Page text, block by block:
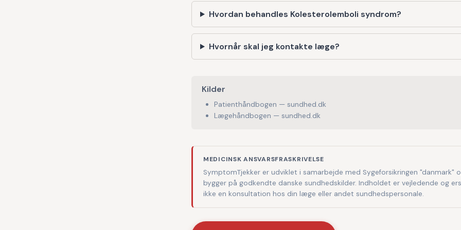
Hvordan behandles Kolesterolemboli syndrom?
Hvornår skal jeg kontakte læge?
Kilder
Patienthåndbogen — sundhed.dk
Lægehåndbogen — sundhed.dk
MEDICINSK ANSVARSFRASKRIVELSE
SymptomTjekker er udviklet i samarbejde med Sygeforsikringen "danmark"
bygger på godkendte danske sundhedskilder. Indholdet er vejledende og
ikke en konsultation hos din læge eller andet sundhedspersonale.